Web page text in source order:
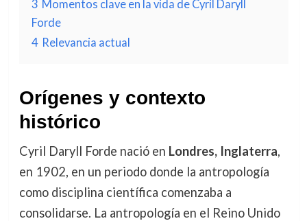
3 Momentos clave en la vida de Cyril Daryll
Forde
4 Relevancia actual
Orígenes y contexto
histórico
Cyril Daryll Forde nació en Londres, Inglaterra,
en 1902, en un periodo donde la antropología
como disciplina científica comenzaba a
consolidarse. La antropología en el Reino Unido